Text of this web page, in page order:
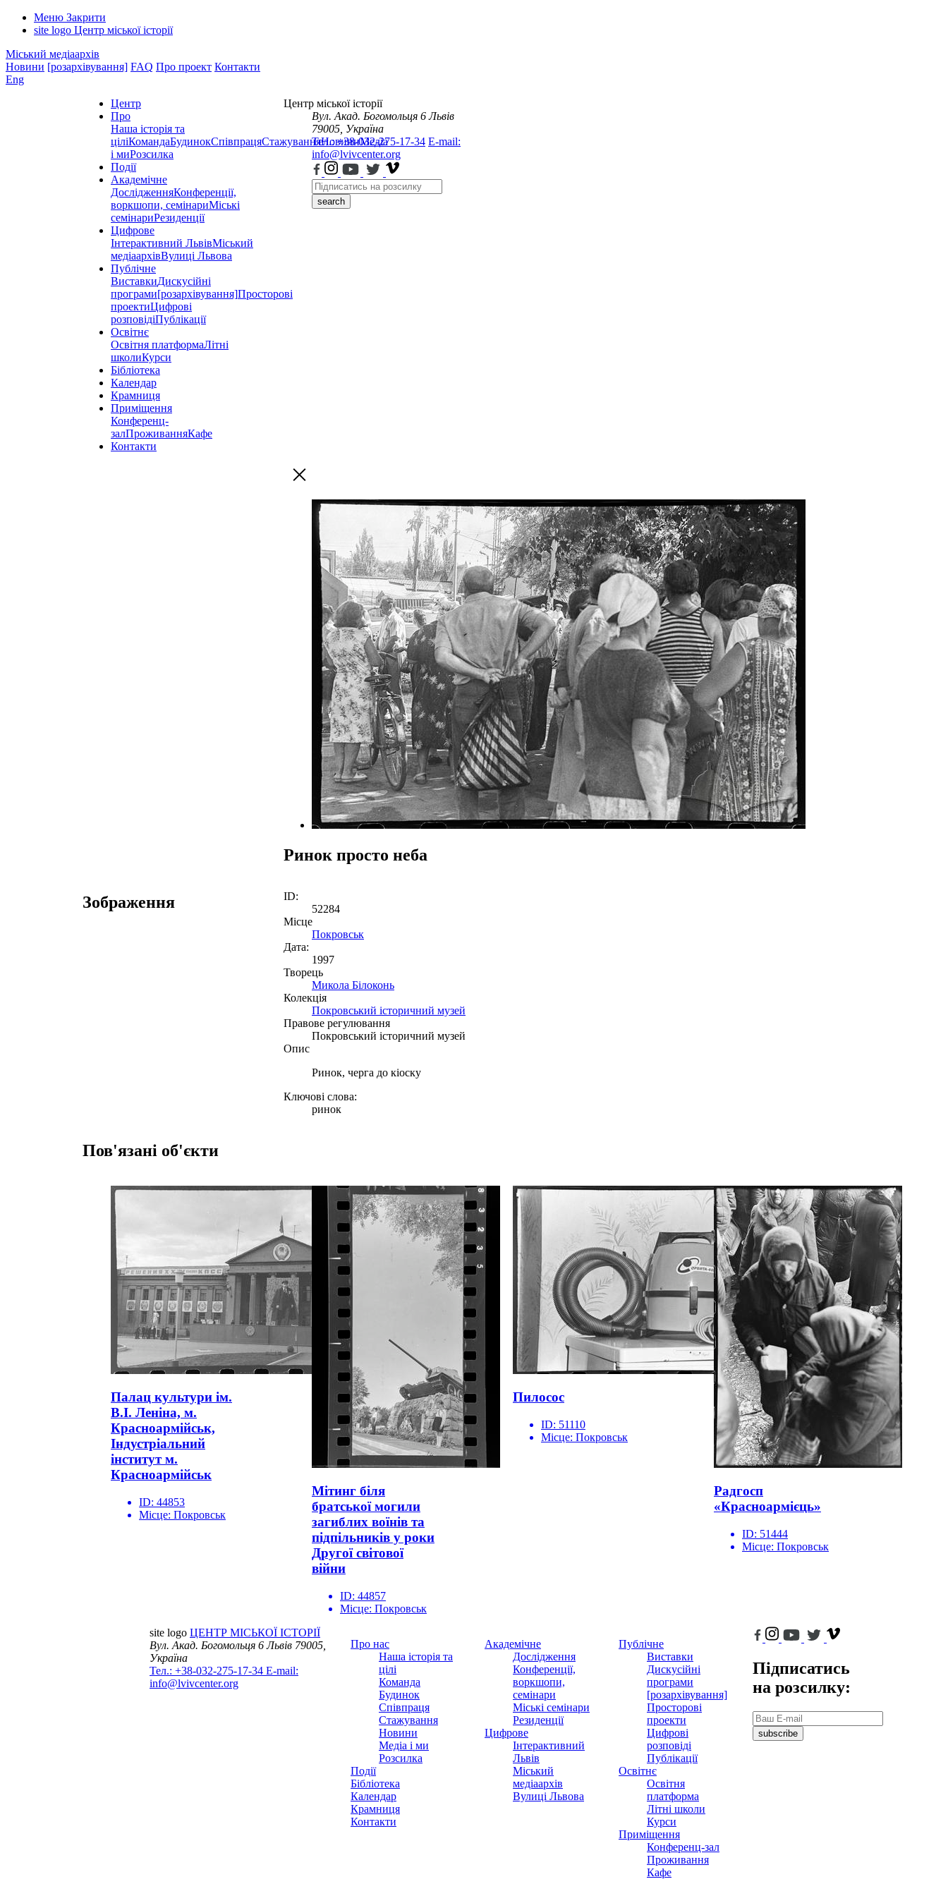
Меню Закрити
site logo Центр міської історії
Міський медіаархів
Новини [розархівування] FAQ Про проект Контакти
Eng
Центр
Про
Наша історія та
ціліКомандаБудинокСпівпрацяСтажуванняНовиниМедіа
і миРозсилка
Події
Академічне
ДослідженняКонференції,
воркшопи, семінариМіські
семінариРезиденції
Цифрове
Інтерактивний ЛьвівМіський
медіаархівВулиці Львова
Публічне
ВиставкиДискусійні
програми[розархівування]Просторові
проектиЦифрові
розповідіПублікації
Освітнє
Освітня платформаЛітні
школиКурси
Бібліотека
Календар
Крамниця
Приміщення
Конференц-
залПроживанняКафе
Контакти
Центр міської історії
Вул. Акад. Богомольця 6 Львів
79005, Україна
Тел.: +38-032-275-17-34 E-mail:
info@lvivcenter.org
search
Ринок просто неба
Зображення
ID:
52284
Місце
Покровськ
Дата:
1997
Творець
Микола Білоконь
Колекція
Покровський історичний музей
Правове регулювання
Покровський історичний музей
Опис
Ринок, черга до кіоску
Ключові слова:
ринок
Пов'язані об'єкти
Палац культури ім.
В.І. Леніна, м.
Красноармійськ,
Індустріальний
інститут м.
Красноармійськ
ID: 44853
Місце: Покровськ
Мітинг біля
братської могили
загиблих воїнів та
підпільників у роки
Другої світової
війни
ID: 44857
Місце: Покровськ
Пилосос
ID: 51110
Місце: Покровськ
Радгосп
«Красноармієць»
ID: 51444
Місце: Покровськ
site logo ЦЕНТР МІСЬКОЇ ІСТОРІЇ
Вул. Акад. Богомольця 6Львів 79005,
Україна
Тел.: +38-032-275-17-34 E-mail:
info@lvivcenter.org
Про нас
Наша історія та
цілі
Команда
Будинок
Співпраця
Стажування
Новини
Медіа і ми
Розсилка
Події
Бібліотека
Календар
Крамниця
Контакти
Академічне
Дослідження
Конференції,
воркшопи,
семінари
Міські семінари
Резиденції
Цифрове
Інтерактивний
Львів
Міський
медіаархів
Вулиці Львова
Публічне
Виставки
Дискусійні
програми
[розархівування]
Просторові
проекти
Цифрові
розповіді
Публікації
Освітнє
Освітня
платформа
Літні школи
Курси
Приміщення
Конференц-зал
Проживання
Кафе
Підписатись
на розсилку:
subscribe